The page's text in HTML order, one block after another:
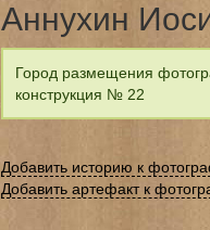
Аннухин
Город размещения
конструкция № 22
Добавить историю к
Добавить артефакт к